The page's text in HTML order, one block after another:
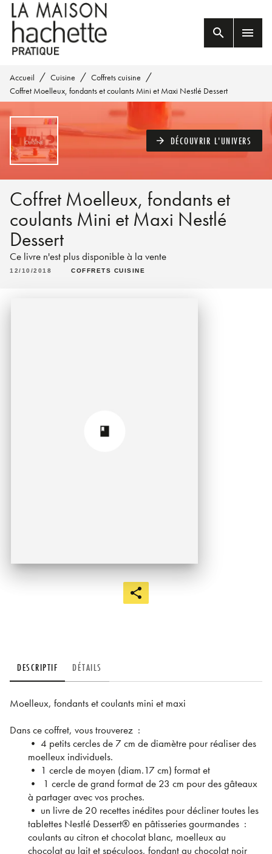
MENU RECHERCHE
PIED DE PAGE
search menu
Accueil / Cuisine / Coffrets cuisine /
Coffret Moelleux, fondants et coulants Mini et Maxi Nestlé Dessert
arrow_forward DÉCOUVRIR L'UNIVERS
Coffret Moelleux, fondants et
coulants Mini et Maxi Nestlé
Dessert
Ce livre n'est plus disponible à la vente
12/10/2018 COFFRETS CUISINE
DESCRIPTIF DÉTAILS
Moelleux, fondants et coulants mini et maxi
Dans ce coffret, vous trouverez :
• 4 petits cercles de 7 cm de diamètre pour réaliser des
moelleux individuels.
• 1 cercle de moyen (diam.17 cm) format et
• 1 cercle de grand format de 23 cm pour des gâteaux
à partager avec vos proches.
• un livre de 20 recettes inédites pour décliner toutes les
tablettes Nestlé Dessert® en pâtisseries gourmandes :
coulants au citron et chocolat blanc, moelleux au
chocolat au lait et spéculoos, fondant au chocolat noir